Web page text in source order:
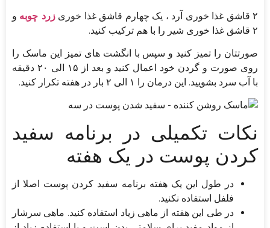
۲ قاشق غذا خوری آرد ، یک چهارم قاشق غذا خوری زرد چوبه و
۲ قاشق غذا خوری شیر را با هم ترکیب کنید.
صورتتان را تمیز کنید و سپس با انگشت های تمیز این ماسک را
روی صورت و گردن خود اعمال کنید و بعد از ۱۵ الی ۲۰ دقیقه
با آب سرد بشویید. این درمان را ۱ الی ۲ بار در هفته تکرار کنید.
نکات تکمیلی در برنامه سفید
کردن پوست در یک هفته
در طول این یک هفته برنامه سفید کردن پوست اصلا از
فلفل استفاده نکنید.
در طی این هفته از ماهی زیاد استفاده کنید. ماهی سرشار